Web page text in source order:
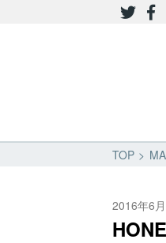
TOP
2016年6